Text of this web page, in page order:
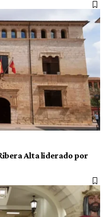
Alta liderado por